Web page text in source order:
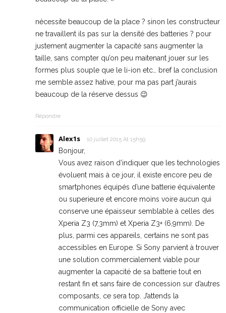
nécessite beaucoup de la place ? sinon les constructeur
ne travaillent ils pas sur la densité des batteries ? pour
justement augmenter la capacité sans augmenter la
taille, sans compter qu’on peu maitenant jouer sur les
formes plus souple que le li-ion etc… bref la conclusion
me semble assez hative, pour ma pas part j’aurais
beaucoup de la réserve dessus 😉
Répondre
Alex1s 10 juillet 2015 At 15h59
Bonjour,
Vous avez raison d’indiquer que les technologies
évoluent mais à ce jour, il existe encore peu de
smartphones équipés d’une batterie équivalente
ou superieure et encore moins voire aucun qui
conserve une épaisseur semblable à celles des
Xperia Z3 (7,3mm) et Xperia Z3+ (6,9mm). De
plus, parmi ces appareils, certains ne sont pas
accessibles en Europe. Si Sony parvient à trouver
une solution commercialement viable pour
augmenter la capacité de sa batterie tout en
restant fin et sans faire de concession sur d’autres
composants, ce sera top. J’attends la
communication officielle de Sony avec